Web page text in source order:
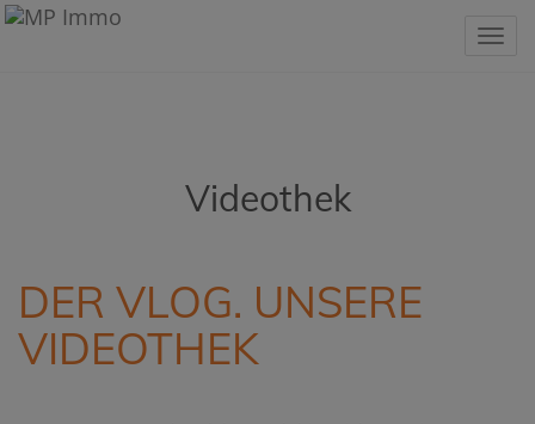
Videothek
DER VLOG. UNSERE
VIDEOTHEK